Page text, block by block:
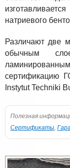
натриевого
Различают две
обычным
сертификацию
Instytut Techniki
Полезная
Сертификаты,